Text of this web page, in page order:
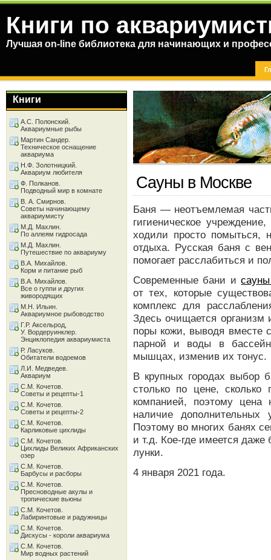
Книги по
Лучшая on-line библиотека для начинающих и
Сауны в Москве
Баня — неотъемлемая
гигиеническое
ходили просто помыться,
отдыха. Русская баня с
помогает расслабиться и
Современные бани и
от тех, которые
комплекс для
Здесь очищается
поры кожи, выводя вместе
парной и воды в
мышцах, изменив их тонус.
В крупных городах выбор
столько по цене,
компанией, поэтому цена
наличие
Поэтому во многих банях
и т.д. Кое-где имеется
лунки.
4 января 2021 года.
Книги
А.С. Полонский.
Аквариумные рыбы
Мартин Сандер.
Техническое оснащение
аквариума
Н.Ф. Золотницкий.
Аквариум любителя
Ф. Полканов.
Подводный мир в комнате
В. А. Смирнов.
Советы начинающему
аквариумисту
М.Д. Махлин.
По аллеям гидросада
М.Д. Махлин.
Путешествие по аквариуму
В.А. Михайлов.
Корм и питание рыб
В.А. Михайлов.
Все о гуппи и других
живородящих
М.Н. Ильин.
Аквариумное рыбоводство
Г.Р. Аксельрод,
У. Вордеруинклер.
Энциклопедия аквариумиста
Р. Ласуков.
Обитатели водоемов
Л.И. Медведев.
Аквариум
С.М. Кочетов.
Советы и рецепты-1
С.М. Кочетов.
Советы и рецепты-2
С.М. Кочетов.
Карликовые цихлиды
С.М. Кочетов.
Цихлиды Великих Африканских
озер
С.М. Кочетов.
Барбусы и расборы
С.М. Кочетов.
Пресноводные акулы и
тропические вьюны
С.М. Кочетов.
Лабиринтовые и радужницы
С.М. Кочетов.
Дискусы - короли аквариума
С.М. Кочетов.
Мир водных растений